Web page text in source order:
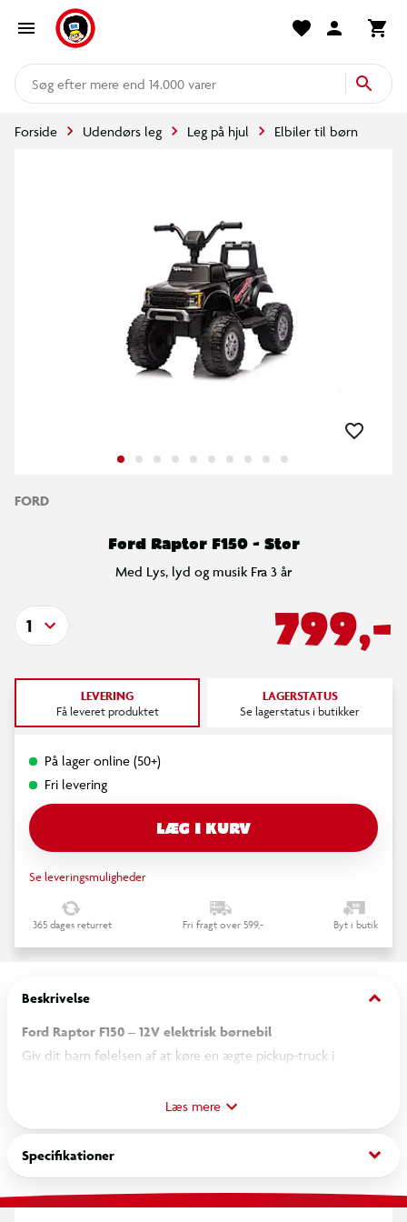
mere end 14.000 varer
Forside Udendørs leg Leg på hjul Elbiler til børn
FORD
Ford Raptor F150 - Stor
Med Lys, lyd og musik Fra 3 år
799,-
1
LEVERING
Få leveret produktet
LAGERSTATUS
Se lagerstatus i butikker
På lager online (50+)
Fri levering
LÆG I KURV
Se leveringsmuligheder
365 dages returret Fri fragt over 599,- Byt i butik
Beskrivelse keyboard_arrow_down
Ford Raptor F150 – 12V elektrisk børnebil
Giv dit barn følelsen af at køre en ægte pickup-truck i
af den ikoniske Ford Raptor F150 – fyldt med realistiske
detaljer, elektrisk power og masser af køreglæde. Perfekt til
børn, der elsker store biler, eventyr og fantasifuld leg.
Med et solidt 12V Li-Ion batteri, god hastighed og både lys,
Læs mere
Specifikationer keyboard_arrow_down